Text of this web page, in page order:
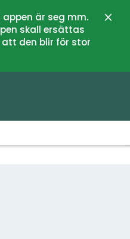
är seg mm.
skall ersättas
den blir för stor